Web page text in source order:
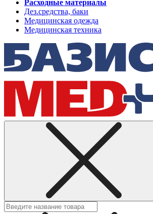
Расходные материалы
Дез.средства, баки
Медицинская одежда
Медицинская техника